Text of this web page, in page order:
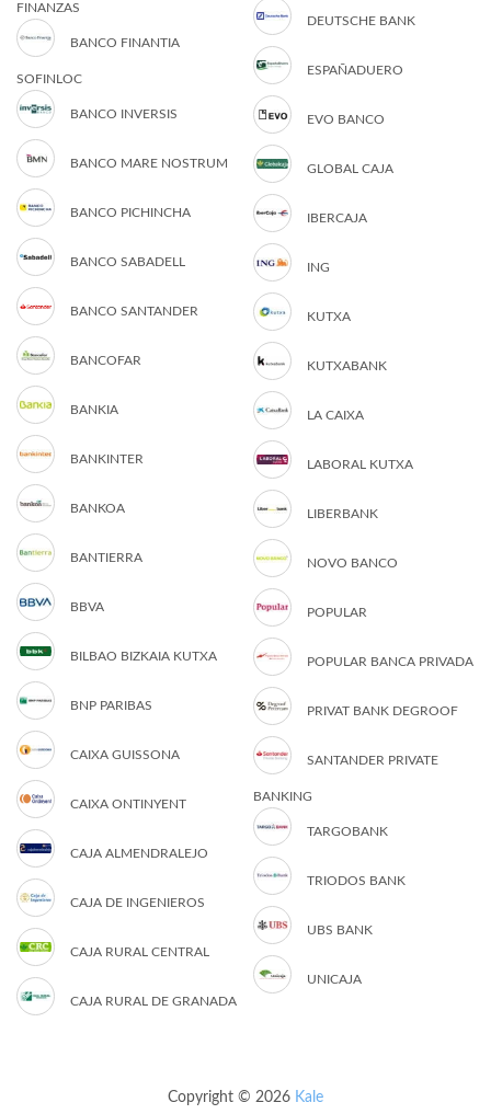
FINANZAS
BANCO FINANTIA
SOFINLOC
BANCO INVERSIS
BANCO MARE NOSTRUM
BANCO PICHINCHA
BANCO SABADELL
BANCO SANTANDER
BANCOFAR
BANKIA
BANKINTER
BANKOA
BANTIERRA
BBVA
BILBAO BIZKAIA KUTXA
BNP PARIBAS
CAIXA GUISSONA
CAIXA ONTINYENT
CAJA ALMENDRALEJO
CAJA DE INGENIEROS
CAJA RURAL CENTRAL
CAJA RURAL DE GRANADA
DEUTSCHE BANK
ESPAÑADUERO
EVO BANCO
GLOBAL CAJA
IBERCAJA
ING
KUTXA
KUTXABANK
LA CAIXA
LABORAL KUTXA
LIBERBANK
NOVO BANCO
POPULAR
POPULAR BANCA PRIVADA
PRIVAT BANK DEGROOF
SANTANDER PRIVATE
BANKING
TARGOBANK
TRIODOS BANK
UBS BANK
UNICAJA
Copyright © 2026 Kale